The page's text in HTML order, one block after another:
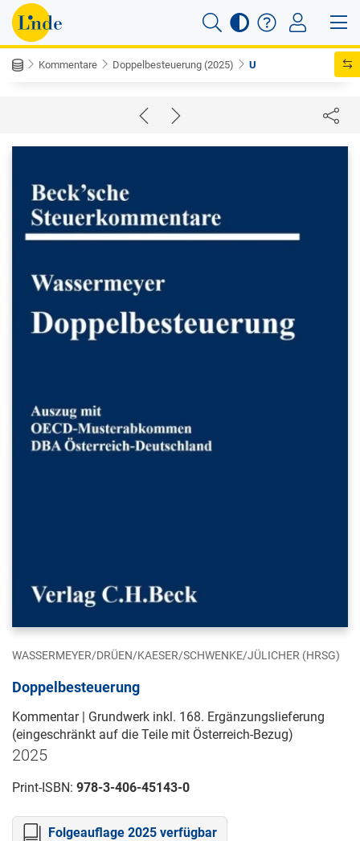
Kommentare Doppelbesteuerung (2025) U
WASSERMEYER/DRÜEN/KAESER/SCHWENKE/JÜLICHER (HRSG)
Doppelbesteuerung
Kommentar | Grundwerk inkl. 168. Ergänzungslieferung
(eingeschränkt auf die Teile mit Österreich-Bezug)
2025
Print-ISBN: 978-3-406-45143-0
Folgeauflage 2025 verfügbar